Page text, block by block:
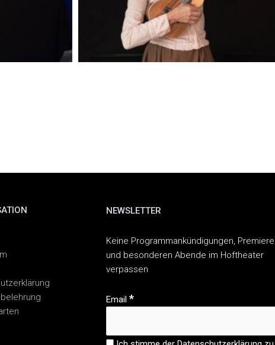
NEWSLETTER
Keine Programmankündigungen,
und besonderen Abende im Hoftheater
verpassen
Email *